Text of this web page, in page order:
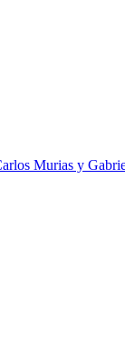
Murias y